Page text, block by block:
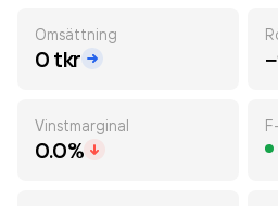
Omsättning
0 tkr
Vinstmarginal
0.0%